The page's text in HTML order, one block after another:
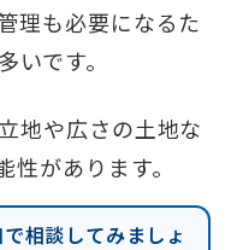
理も必要になるた
いです。
地や広さの土地な
性があります。
相談してみましょ